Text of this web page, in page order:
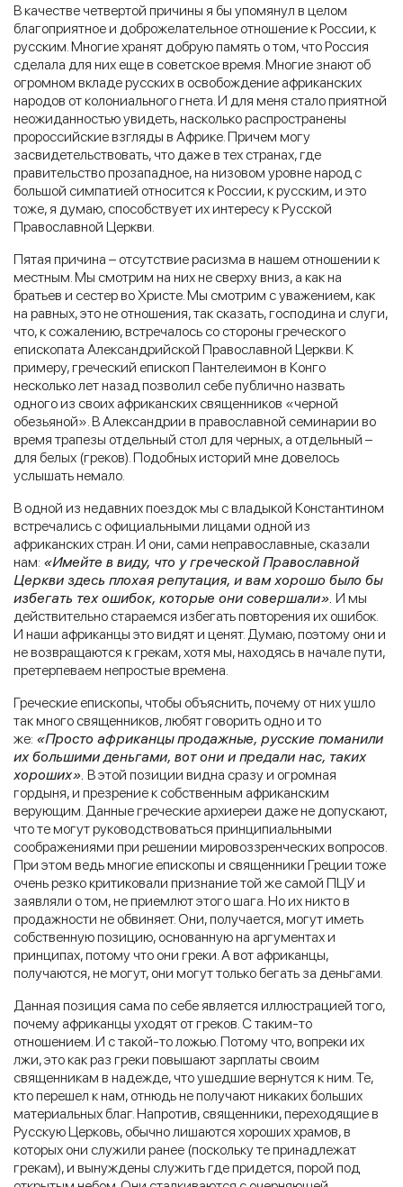
В качестве четвертой причины я бы упомянул в целом
благоприятное и доброжелательное отношение к России, к
русским. Многие хранят добрую память о том, что Россия
сделала для них еще в советское время. Многие знают об
огромном вкладе русских в освобождение африканских
народов от колониального гнета. И для меня стало приятной
неожиданностью увидеть, насколько распространены
пророссийские взгляды в Африке. Причем могу
засвидетельствовать, что даже в тех странах, где
правительство прозападное, на низовом уровне народ с
большой симпатией относится к России, к русским, и это
тоже, я думаю, способствует их интересу к Русской
Православной Церкви.
Пятая причина – отсутствие расизма в нашем отношении к
местным. Мы смотрим на них не сверху вниз, а как на
братьев и сестер во Христе. Мы смотрим с уважением, как
на равных, это не отношения, так сказать, господина и слуги,
что, к сожалению, встречалось со стороны греческого
епископата Александрийской Православной Церкви. К
примеру, греческий епископ Пантелеимон в Конго
несколько лет назад позволил себе публично назвать
одного из своих африканских священников «черной
обезьяной». В Александрии в православной семинарии во
время трапезы отдельный стол для черных, а отдельный –
для белых (греков). Подобных историй мне довелось
услышать немало.
В одной из недавних поездок мы с владыкой Константином
встречались с официальными лицами одной из
африканских стран. И они, сами неправославные, сказали
нам: «Имейте в виду, что у греческой Православной
Церкви здесь плохая репутация, и вам хорошо было бы
избегать тех ошибок, которые они совершали». И мы
действительно стараемся избегать повторения их ошибок.
И наши африканцы это видят и ценят. Думаю, поэтому они и
не возвращаются к грекам, хотя мы, находясь в начале пути,
претерпеваем непростые времена.
Греческие епископы, чтобы объяснить, почему от них ушло
так много священников, любят говорить одно и то
же: «Просто африканцы продажные, русские поманили
их большими деньгами, вот они и предали нас, таких
хороших». В этой позиции видна сразу и огромная
гордыня, и презрение к собственным африканским
верующим. Данные греческие архиереи даже не допускают,
что те могут руководствоваться принципиальными
соображениями при решении мировоззренческих вопросов.
При этом ведь многие епископы и священники Греции тоже
очень резко критиковали признание той же самой ПЦУ и
заявляли о том, не приемлют этого шага. Но их никто в
продажности не обвиняет. Они, получается, могут иметь
собственную позицию, основанную на аргументах и
принципах, потому что они греки. А вот африканцы,
получаются, не могут, они могут только бегать за деньгами.
Данная позиция сама по себе является иллюстрацией того,
почему африканцы уходят от греков. С таким-то
отношением. И с такой-то ложью. Потому что, вопреки их
лжи, это как раз греки повышают зарплаты своим
священникам в надежде, что ушедшие вернутся к ним. Те,
кто перешел к нам, отнюдь не получают никаких больших
материальных благ. Напротив, священники, переходящие в
Русскую Церковь, обычно лишаются хороших храмов, в
которых они служили ранее (поскольку те принадлежат
грекам), и вынуждены служить где придется, порой под